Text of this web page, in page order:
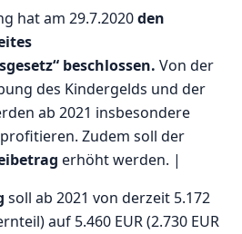
hat am 29.7.2020den
beschlossen.Von der
des Kindergelds und der
ab 2021 insbesondere
Zudem soll der
erhöht werden. |
soll ab 2021 von derzeit 5.172
auf 5.460 EUR (2.730 EUR